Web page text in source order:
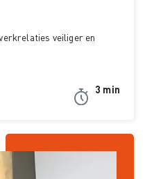
veiliger en
3 min